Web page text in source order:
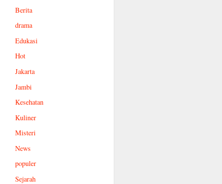
Berita
drama
Edukasi
Hot
Jakarta
Jambi
Kesehatan
Kuliner
Misteri
News
populer
Sejarah